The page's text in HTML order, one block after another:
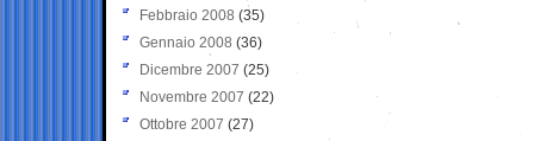
Febbraio 2008 (35)
Gennaio 2008 (36)
Dicembre 2007 (25)
Novembre 2007 (22)
Ottobre 2007 (27)